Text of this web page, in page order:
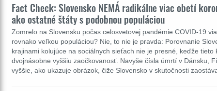
Fact Check: Slovensko NEMÁ radikálne viac obetí
ako ostatné štáty s podobnou populáciou
Zomrelo na Slovensku počas celosvetovej pandémie COVID-19
rovnako veľkou populáciou? Nie, to nie je pravda: Porovnanie
krajinami kolujúce na sociálnych sieťach nie je presné, keďže tieto
dvojnásobne vyššiu zaočkovanosť. Navyše čísla úmrtí v Dánsku,
vyššie, ako ukazuje obrázok, čiže Slovensko v skutočnosti